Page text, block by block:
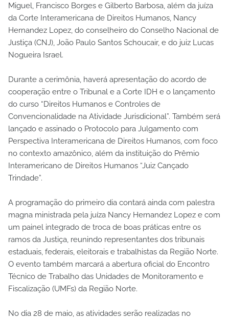
Miguel, Francisco Borges e Gilberto Barbosa, além da juíza
da Corte Interamericana de Direitos Humanos, Nancy
Hernandez Lopez, do conselheiro do Conselho Nacional de
Justiça (CNJ), João Paulo Santos Schoucair, e do juiz Lucas
Nogueira Israel.
Durante a cerimônia, haverá apresentação do acordo de
cooperação entre o Tribunal e a Corte IDH e o lançamento
do curso “Direitos Humanos e Controles de
Convencionalidade na Atividade Jurisdicional”. Também será
lançado e assinado o Protocolo para Julgamento com
Perspectiva Interamericana de Direitos Humanos, com foco
no contexto amazônico, além da instituição do Prêmio
Interamericano de Direitos Humanos “Juiz Cançado
Trindade”.
A programação do primeiro dia contará ainda com palestra
magna ministrada pela juíza Nancy Hernandez Lopez e com
um painel integrado de troca de boas práticas entre os
ramos da Justiça, reunindo representantes dos tribunais
estaduais, federais, eleitorais e trabalhistas da Região Norte.
O evento também marcará a abertura oficial do Encontro
Técnico de Trabalho das Unidades de Monitoramento e
Fiscalização (UMFs) da Região Norte.
No dia 28 de maio, as atividades serão realizadas no